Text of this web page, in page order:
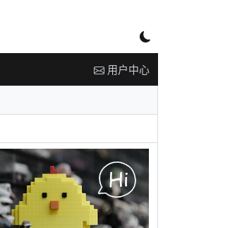
用户中心